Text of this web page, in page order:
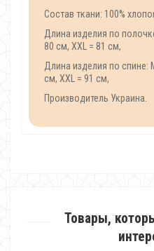
Состав ткани: 100%
Длина изделия по
80 см, XXL = 81 см,
Длина изделия по спине:
см, XXL = 91 см,
Производитель Украина.
Товары,